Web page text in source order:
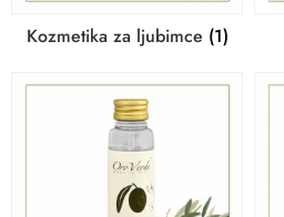
Kozmetika za ljubimce (1)